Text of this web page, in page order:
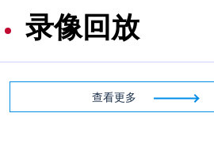
录像回放
查看更多